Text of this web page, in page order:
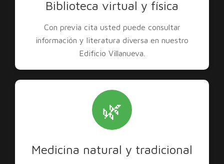
Biblioteca virtual y física
Con previa cita usted puede consultar
información y literatura diversa en nuestro
Edificio Villanueva.
🌿
Medicina natural y tradicional